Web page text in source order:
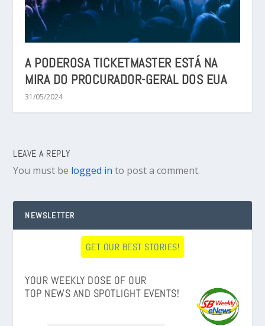
A PODEROSA TICKETMASTER ESTÁ NA
MIRA DO PROCURADOR-GERAL DOS EUA
31/05/2024
LEAVE A REPLY
You must be logged in to post a comment.
NEWSLETTER
GET OUR BEST STORIES!
YOUR WEEKLY DOSE OF OUR
TOP NEWS AND SPOTLIGHT EVENTS!